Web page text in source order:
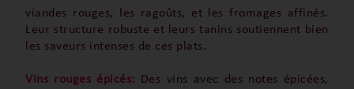
viandes rouges, les ragoûts, et les fromages affinés.
Leur structure robuste et leurs tanins soutiennent bien
les saveurs intenses de ces plats.
Vins rouges épicés: Des vins avec des notes épicées,